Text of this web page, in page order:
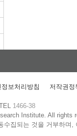
보처리방침 저작권정
1466-38
Institute.All rights
수집되는 것을 거부하